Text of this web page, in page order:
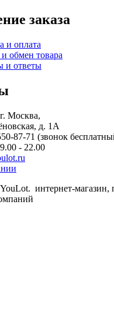
заказа
и оплата
обмен товара
и ответы
Москва,
д. 1А
87-71 (звонок
- 22.00
интернет-магазин,